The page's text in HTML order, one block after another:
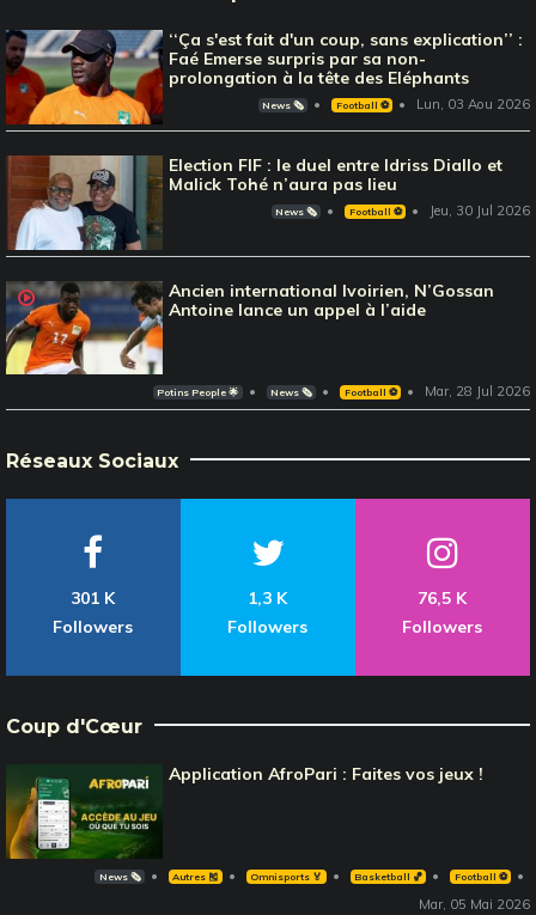
‘‘Ça s'est fait d'un coup, sans explication’’ :
Faé Emerse surpris par sa non-
prolongation à la tête des Eléphants
News 🗞️ Football ⚽️ Lun, 03 Aou 2026
Election FIF : le duel entre Idriss Diallo et
Malick Tohé n’aura pas lieu
News 🗞️ Football ⚽️ Jeu, 30 Jul 2026
Ancien international Ivoirien, N’Gossan
Antoine lance un appel à l’aide
Potins People 🌟 News 🗞️ Football ⚽️ Mar, 28 Jul 2026
Réseaux Sociaux
301 K
Followers
1,3 K
Followers
76,5 K
Followers
Coup d'Cœur
Application AfroPari : Faites vos jeux !
News 🗞️ Autres 🎽 Omnisports 🏅 Basketball 🏀 Football ⚽️
Mar, 05 Mai 2026